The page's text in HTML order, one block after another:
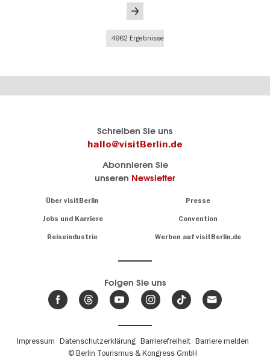
Letzte
4962 Ergebnisse
Schreiben Sie uns
hallo@visitBerlin.de
Abonnieren Sie
unseren Newsletter
Über visitBerlin Presse
Jobs und Karriere Convention
Reiseindustrie Werben auf visitBerlin.de
sind
für Sie da.
Tickets
Wir haben den
Insidertipps
Trends
Folgen Sie uns
Fußbereichsmenü
Impressum Datenschutzerklärung Barrierefreiheit Barriere melden
© Berlin Tourismus & Kongress GmbH